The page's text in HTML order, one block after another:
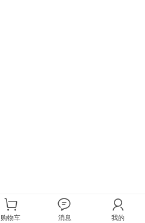
购物车 消息 我的